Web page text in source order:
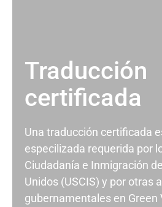
Traducción
certificada
Una traducción certificada
especilizada requerida por
Ciudadanía e Inmigración
Unidos (USCIS) y por otras
gubernamentales en Green